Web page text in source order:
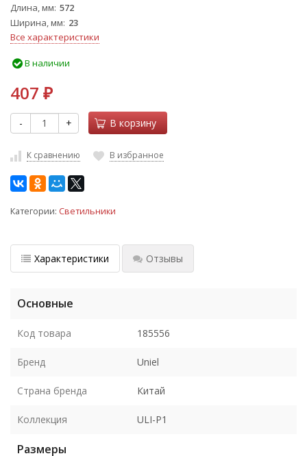
Длина, мм 572
Ширина, мм 23
Все характеристики
В наличии
407 ₽
- + В корзину
К сравнению В избранное
Категории: Светильники
Характеристики Отзывы
Основные
Код товара 185556
Бренд Uniel
Страна бренда Китай
Коллекция ULI-P1
Размеры